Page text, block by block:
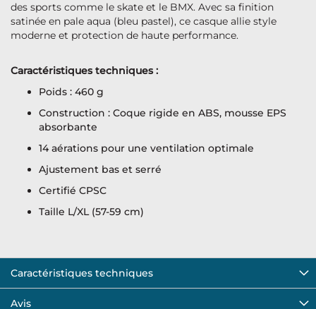
des sports comme le skate et le BMX. Avec sa finition
satinée en pale aqua (bleu pastel), ce casque allie style
moderne et protection de haute performance.
Caractéristiques techniques :
Poids : 460 g
Construction : Coque rigide en ABS, mousse EPS
absorbante
14 aérations pour une ventilation optimale
Ajustement bas et serré
Certifié CPSC
Taille L/XL (57-59 cm)
Caractéristiques techniques
Avis